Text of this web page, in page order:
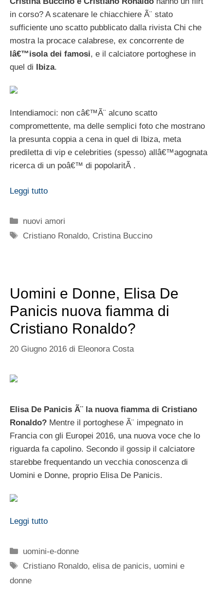
in corso? A scatenare le chiacchiere Ã¨ stato
sufficiente uno scatto pubblicato dalla rivista Chi che
mostra la procace calabrese, ex concorrente de
lâ€™isola dei famosi, e il calciatore portoghese in
quel di Ibiza.
Intendiamoci: non câ€™Ã¨ alcuno scatto
compromettente, ma delle semplici foto che mostrano
la presunta coppia a cena in quel di Ibiza, meta
prediletta di vip e celebrities (spesso) allâ€™agognata
ricerca di un poâ€™ di popolaritÃ .
Leggi tutto
Categorie
nuovi amori
Tag
Cristiano Ronaldo, Cristina Buccino
Uomini e Donne, Elisa De
Panicis nuova fiamma di
Cristiano Ronaldo?
20 Giugno 2016 di Eleonora Costa
Elisa De Panicis Ã¨ la nuova fiamma di Cristiano
Ronaldo? Mentre il portoghese Ã¨ impegnato in
Francia con gli Europei 2016, una nuova voce che lo
riguarda fa capolino. Secondo il gossip il calciatore
starebbe frequentando un vecchia conoscenza di
Uomini e Donne, proprio Elisa De Panicis.
Leggi tutto
Categorie
uomini-e-donne
Tag
Cristiano Ronaldo,elisa de panicis, uomini e
donne